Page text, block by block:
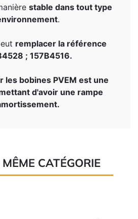
stable dans tout type
.
remplacer la référence
; 157B4516.
les bobines PVEM est une
d'avoir une rampe
CATÉGORIE